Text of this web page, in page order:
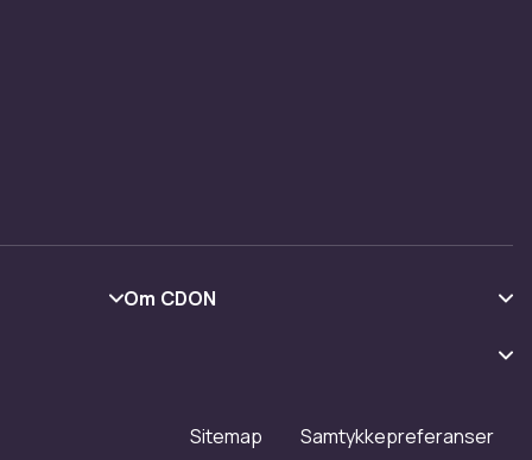
Om CDON
Jobbe på CDON
Sitemap Samtykkepreferanser